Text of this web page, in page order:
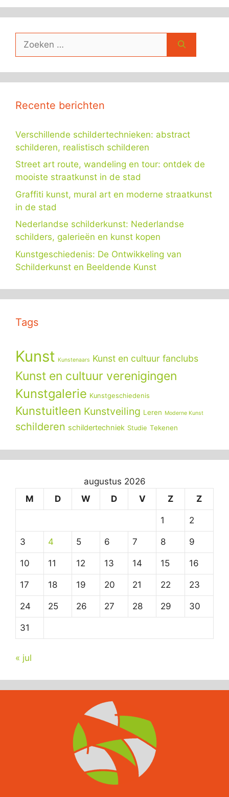
naar:
Recente berichten
Verschillende schildertechnieken: abstract
schilderen, realistisch schilderen
Street art route, wandeling en tour: ontdek de
mooiste straatkunst in de stad
Graffiti kunst, mural art en moderne straatkunst
in de stad
Nederlandse schilderkunst: Nederlandse
schilders, galerieën en kunst kopen
Kunstgeschiedenis: De Ontwikkeling van
Schilderkunst en Beeldende Kunst
Tags
Kunst Kunstenaars Kunst en cultuur fanclubs
Kunst en cultuur verenigingen
Kunstgalerie Kunstgeschiedenis
Kunstuitleen Kunstveiling Leren Moderne Kunst
schilderen schildertechniek Studie Tekenen
augustus 2026
M
D W D V Z Z
1 2
3 4 5 6 7 8 9
10 11 12 13 14 15 16
17 18 19 20 21 22 23
24 25 26 27 28 29 30
31
« jul